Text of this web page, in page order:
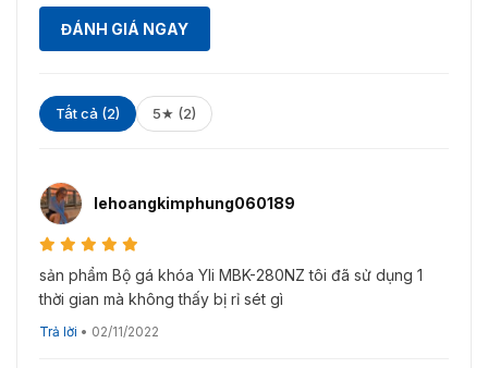
ĐÁNH GIÁ NGAY
Tất cả (2) 5★ (2)
lehoangkimphung060189
sản phẩm Bộ gá khóa Yli MBK-280NZ tôi đã sử dụng 1
thời gian mà không thấy bị rỉ sét gì
Trả lời • 02/11/2022